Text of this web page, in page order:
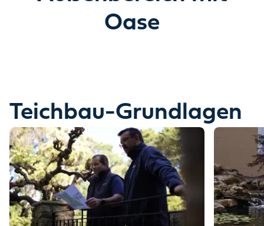
Oase
Teichbau-Grundlagen